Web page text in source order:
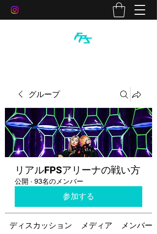
グループ
リアルFPSアリーナの戦い方
公開 · 93名のメンバー
参加する
ディスカッション メディア メンバー